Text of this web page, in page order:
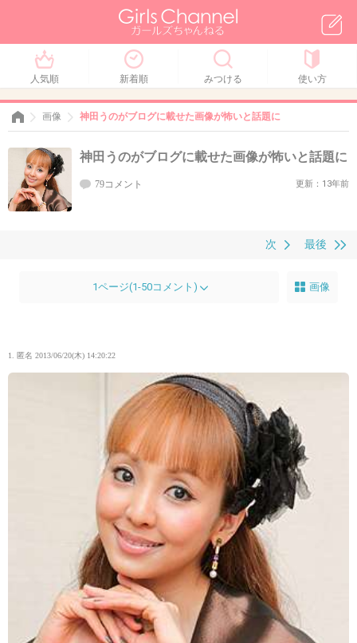
人気順 新着順 みつける 使い方
画像 神田うのがブログに載せた画像が怖いと話題に
神田うのがブログに載せた画像が怖いと話題に
79コメント 更新：13年前
最後
次
1ページ(1-50コメント) 画像
1. 匿名 2013/06/20(木) 14:20:22